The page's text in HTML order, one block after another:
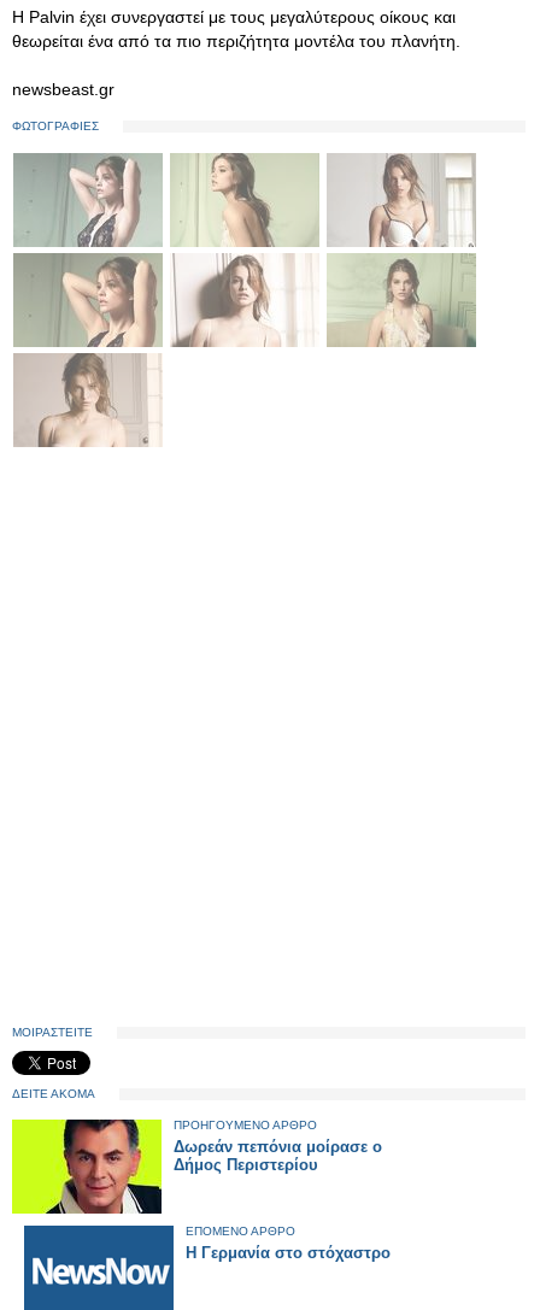
Η Palvin έχει συνεργαστεί με τους μεγαλύτερους οίκους και
θεωρείται ένα από τα πιο περιζήτητα μοντέλα του πλανήτη.
newsbeast.gr
ΦΩΤΟΓΡΑΦΙΕΣ
ΜΟΙΡΑΣΤΕΙΤΕ
ΔΕΙΤΕ ΑΚΟΜΑ
ΠΡΟΗΓΟΥΜΕΝΟ ΑΡΘΡΟ
Δωρεάν πεπόνια μοίρασε ο
Δήμος Περιστερίου
ΕΠΟΜΕΝΟ ΑΡΘΡΟ
Η Γερμανία στο στόχαστρο